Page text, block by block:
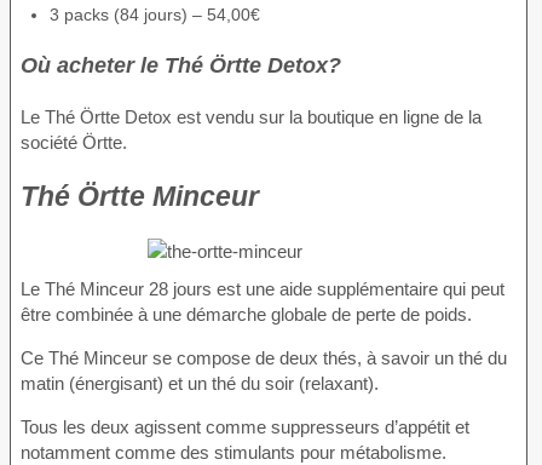
3 packs (84 jours) – 54,00€
Où acheter le Thé Örtte Detox?
Le Thé Örtte Detox est vendu sur la boutique en ligne de la
société Örtte.
Thé Örtte Minceur
Le Thé Minceur 28 jours est une aide supplémentaire qui peut
être combinée à une démarche globale de perte de poids.
Ce Thé Minceur se compose de deux thés, à savoir un thé du
matin (énergisant) et un thé du soir (relaxant).
Tous les deux agissent comme suppresseurs d’appétit et
notamment comme des stimulants pour métabolisme.